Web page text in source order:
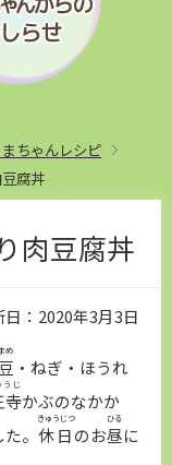
ちゃんレシピ
腐丼
肉豆腐丼
日：2020年3月3日
め
・ねぎ・ほうれ
寺
じ
かぶのなかか
。 休日
きゅうじつ
のお昼
ひる
に